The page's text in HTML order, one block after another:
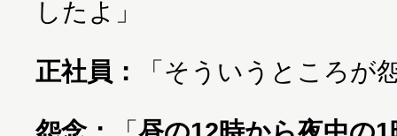
したよ」
正社員： 「そういうところが